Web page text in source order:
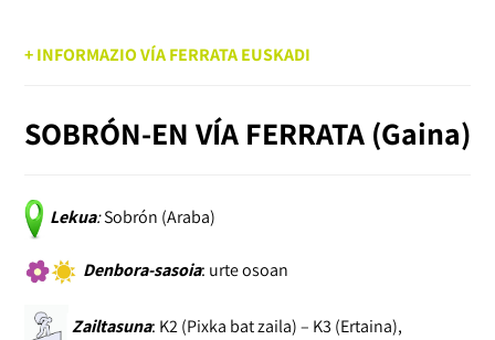
+ INFORMAZIO VÍA FERRATA EUSKADI
SOBRÓN-EN VÍA FERRATA(Gaina)
Lekua:Sobrón (Araba)
Denbora-sasoia: urte osoan
Zailtasuna: K2 (Pixka bat zaila) – K3 (Ertaina),